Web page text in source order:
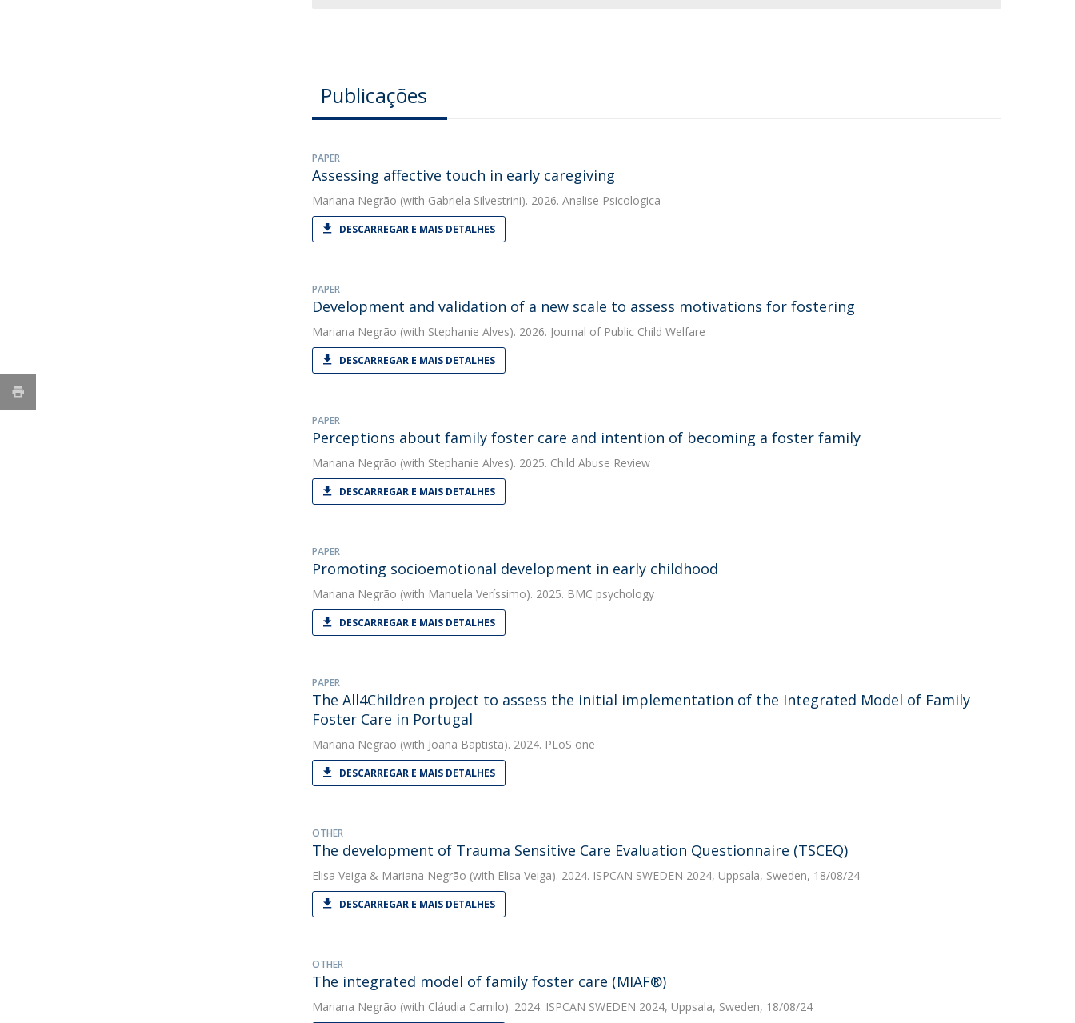
Publicações
PAPER
Assessing affective touch in early caregiving
Mariana Negrão (with Gabriela Silvestrini). 2026. Analise Psicologica
DESCARREGAR E MAIS DETALHES
PAPER
Development and validation of a new scale to assess motivations for fostering
Mariana Negrão (with Stephanie Alves). 2026. Journal of Public Child Welfare
DESCARREGAR E MAIS DETALHES
PAPER
Perceptions about family foster care and intention of becoming a foster family
Mariana Negrão (with Stephanie Alves). 2025. Child Abuse Review
DESCARREGAR E MAIS DETALHES
PAPER
Promoting socioemotional development in early childhood
Mariana Negrão (with Manuela Veríssimo). 2025. BMC psychology
DESCARREGAR E MAIS DETALHES
PAPER
The All4Children project to assess the initial implementation of the Integrated Model of Family
Foster Care in Portugal
Mariana Negrão (with Joana Baptista). 2024. PLoS one
DESCARREGAR E MAIS DETALHES
OTHER
The development of Trauma Sensitive Care Evaluation Questionnaire (TSCEQ)
Elisa Veiga & Mariana Negrão (with Elisa Veiga). 2024. ISPCAN SWEDEN 2024, Uppsala, Sweden, 18/08/24
DESCARREGAR E MAIS DETALHES
OTHER
The integrated model of family foster care (MIAF®)
Mariana Negrão (with Cláudia Camilo). 2024. ISPCAN SWEDEN 2024, Uppsala, Sweden, 18/08/24